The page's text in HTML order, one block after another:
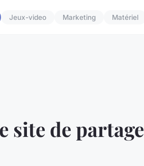
Jeux-video Marketing Matériel
site de partage